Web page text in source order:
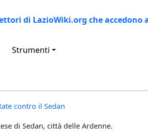
di LazioWiki.org che accedono
Strumenti
contro il Sedan
di Sedan, città delle Ardenne.